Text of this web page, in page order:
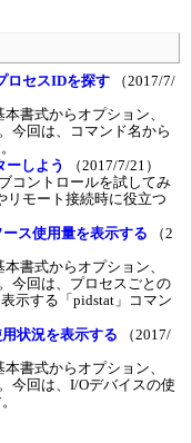
ロセスIDを探す （2017/7/
書式からオプション、
今回は、コマンド名から
しよう
（2017/7/21）
コントロールを試してみ
リモート接続時に役立つ
ス使用量を表示する （2
書式からオプション、
今回は、プロセスごとの
示する「pidstat」コマン
状況を表示する （2017/
書式からオプション、
今回は、I/Oデバイスの使